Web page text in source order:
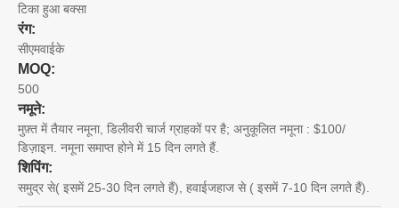
टिका हुआ बक्सा
रंग:
सीएमवाईके
MOQ:
500
नमूने:
मुफ़्त में तैयार नमूना, डिलीवरी चार्ज ग्राहकों पर है; अनुकूलित नमूना : $100/
डिज़ाइन. नमूना समाप्त होने में 15 दिन लगते हैं.
शिपिंग:
समुद्र से( इसमें 25-30 दिन लगते हैं), हवाईजहाज से ( इसमें 7-10 दिन लगते हैं).